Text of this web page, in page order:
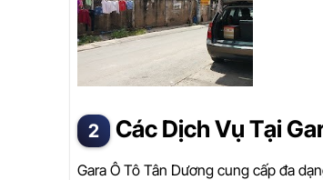
Các Dịch Vụ Tại
Gara Ô Tô Tân Dương cung cấp đa